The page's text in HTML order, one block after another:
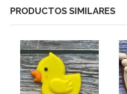
PRODUCTOS SIMILARES